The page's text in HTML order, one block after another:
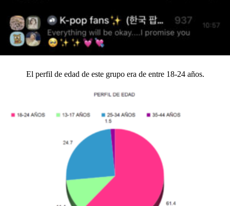
El perfil de edad de este grupo era de entre 18-24 años.